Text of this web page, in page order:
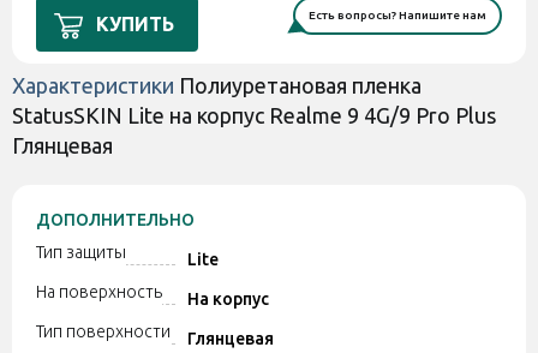
КУПИТЬ Есть вопросы? Напишите нам
Характеристики Полиуретановая пленка
StatusSKIN Lite на корпус Realme 9 4G/9 Pro Plus
Глянцевая
ДОПОЛНИТЕЛЬНО
Тип защиты
Lite
На поверхность
На корпус
Тип поверхности
Глянцевая